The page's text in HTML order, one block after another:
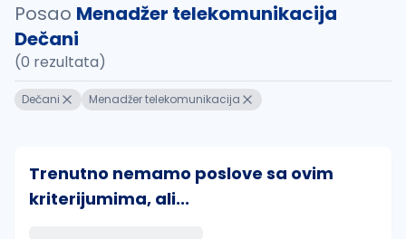
Posao Menadžer telekomunikacija
Dečani
(0 rezultata)
Dečani Menadžer telekomunikacija
Trenutno nemamo poslove sa ovim
kriterijumima, ali...